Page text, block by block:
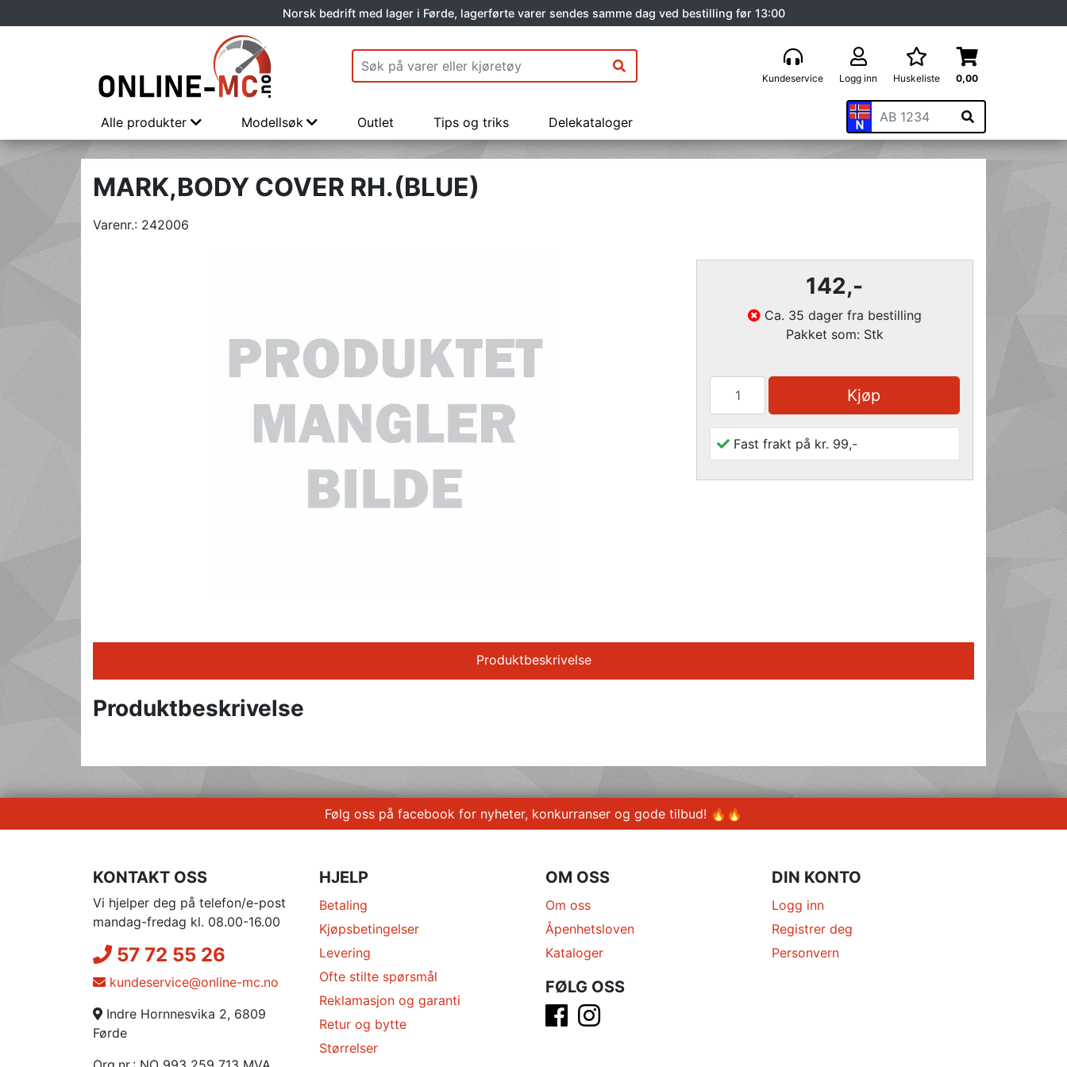
Norsk bedrift med lager i Førde, lagerførte varer sendes samme dag ved bestilling før 13:00
Kundeservice Logg inn Huskeliste 0,00
Alle produkter Modellsøk Outlet Tips og triks Delekataloger
MARK,BODY COVER RH.(BLUE)
Varenr.: 242006
142,-
Ca. 35 dager fra bestilling
Pakket som: Stk
Kjøp
Fast frakt på kr. 99,-
Produktbeskrivelse
Produktbeskrivelse
Følg oss på facebook for nyheter, konkurranser og gode tilbud! 🔥🔥
KONTAKT OSS
Vi hjelper deg på telefon/e-post
mandag-fredag kl. 08.00-16.00
57 72 55 26
kundeservice@online-mc.no
Indre Hornnesvika 2, 6809
Førde
HJELP
Betaling
Kjøpsbetingelser
Levering
Ofte stilte spørsmål
Reklamasjon og garanti
Retur og bytte
Størrelser
OM OSS
Om oss
Åpenhetsloven
Kataloger
FØLG OSS
DIN KONTO
Logg inn
Registrer deg
Personvern